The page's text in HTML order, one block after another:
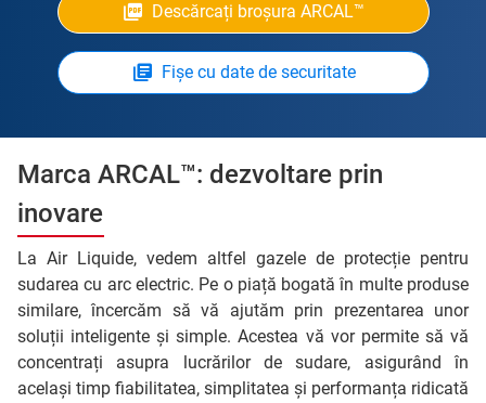
Descărcați broșura ARCAL™
Fișe cu date de securitate
Marca ARCAL™: dezvoltare prin
inovare
La Air Liquide, vedem altfel gazele de protecție pentru
sudarea cu arc electric. Pe o piață bogată în multe produse
similare, încercăm să vă ajutăm prin prezentarea unor
soluții inteligente și simple. Acestea vă vor permite să vă
concentrați asupra lucrărilor de sudare, asigurând în
același timp fiabilitatea, simplitatea și performanța ridicată